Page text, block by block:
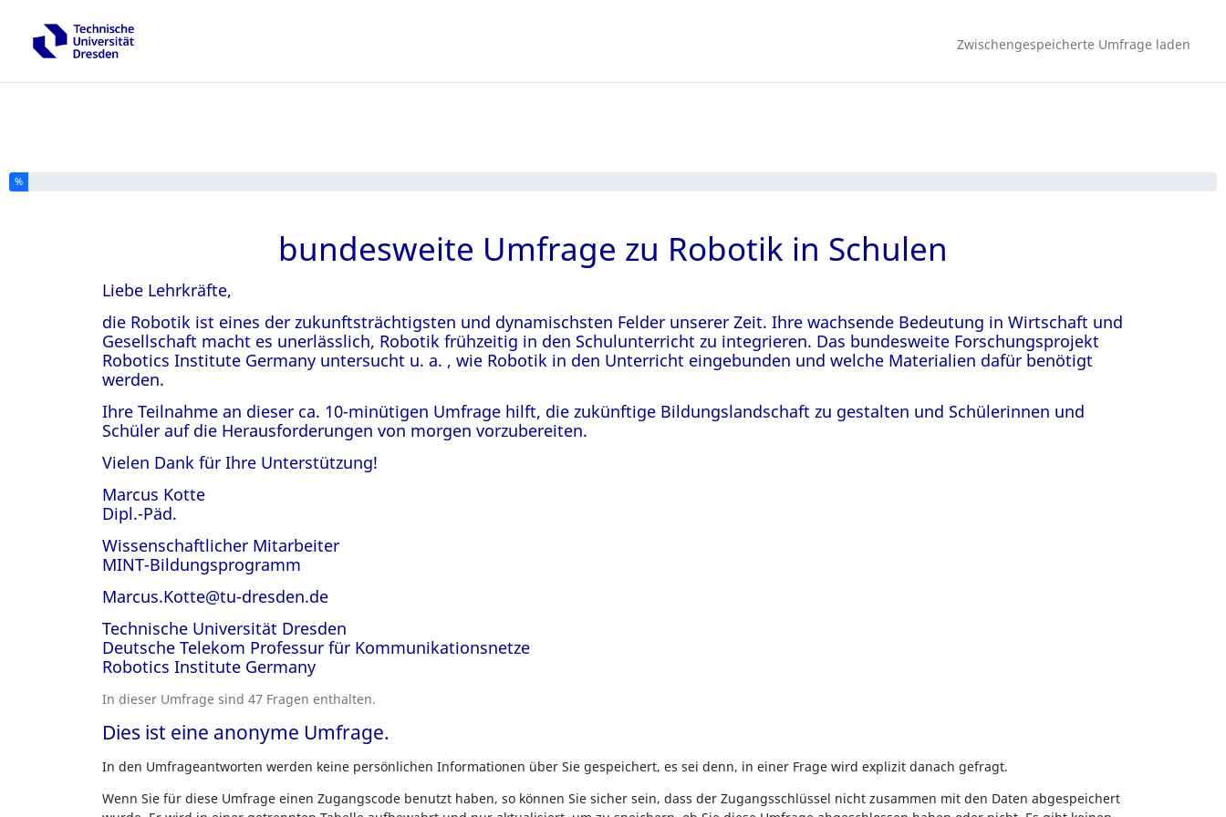
Zwischengespeicherte Umfrage laden
Sie haben % dieser Umfrage fertiggestellt.
%
bundesweite Umfrage zu Robotik in Schulen
Liebe Lehrkräfte,
die Robotik ist eines der zukunftsträchtigsten und dynamischsten Felder unserer Zeit. Ihre wachsende Bedeutung in Wirtschaft und
Gesellschaft macht es unerlässlich, Robotik frühzeitig in den Schulunterricht zu integrieren. Das bundesweite Forschungsprojekt
Robotics Institute Germany untersucht u. a. , wie Robotik in den Unterricht eingebunden und welche Materialien dafür benötigt
werden.
Ihre Teilnahme an dieser ca. 10-minütigen Umfrage hilft, die zukünftige Bildungslandschaft zu gestalten und Schülerinnen und
Schüler auf die Herausforderungen von morgen vorzubereiten.
Vielen Dank für Ihre Unterstützung!
Marcus Kotte
Dipl.-Päd.
Wissenschaftlicher Mitarbeiter
MINT-Bildungsprogramm
Marcus.Kotte@tu-dresden.de
Technische Universität Dresden
Deutsche Telekom Professur für Kommunikationsnetze
Robotics Institute Germany
In dieser Umfrage sind 47 Fragen enthalten.
Dies ist eine anonyme Umfrage.
In den Umfrageantworten werden keine persönlichen Informationen über Sie gespeichert, es sei denn, in einer Frage wird explizit danach gefragt.
Wenn Sie für diese Umfrage einen Zugangscode benutzt haben, so können Sie sicher sein, dass der Zugangsschlüssel nicht zusammen mit den Daten abgespeichert